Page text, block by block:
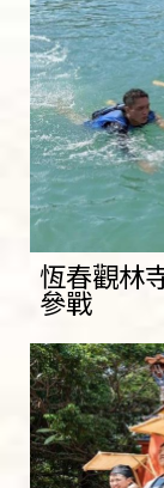
恆春觀林
參戰